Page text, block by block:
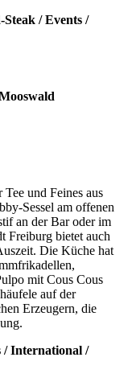
/ Events /
und Feines aus
Sessel am offenen
an der Bar oder im
Freiburg bietet auch
Die Küche hat
mit Cous Cous
auf der
Erzeugern, die
/ International /